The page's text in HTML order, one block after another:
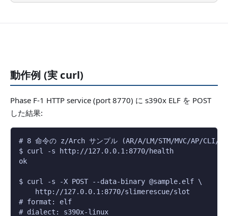
動作例 (実 curl)
Phase F-1 HTTP service (port 8770) に s390x ELF を POST
した結果:
# 8 命令の z/Arch サンプル (AR/A/LM/STM/MVC/AP/CLI/
$ curl -s http://127.0.0.1:8770/health
ok
$ curl -s -X POST --data-binary @sample.elf \
    http://127.0.0.1:8770/slimerescue/slot
# format: elf
# dialect: s390x-linux